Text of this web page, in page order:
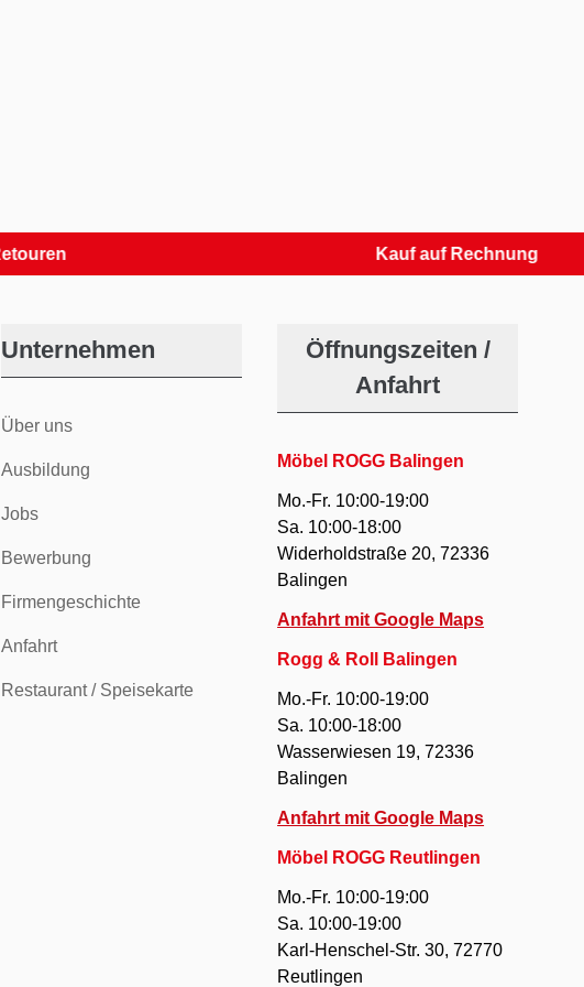
Kauf auf Rechnung
Unternehmen
Über uns
Ausbildung
Jobs
Bewerbung
Firmengeschichte
Anfahrt
Restaurant / Speisekarte
Öffnungszeiten /
Anfahrt
Möbel ROGG Balingen
Mo.-Fr. 10:00-19:00
Sa. 10:00-18:00
Widerholdstraße 20, 72336
Balingen
Anfahrt mit Google Maps
Rogg & Roll Balingen
Mo.-Fr. 10:00-19:00
Sa. 10:00-18:00
Wasserwiesen 19, 72336
Balingen
Anfahrt mit Google Maps
Möbel ROGG Reutlingen
Mo.-Fr. 10:00-19:00
Sa. 10:00-19:00
Karl-Henschel-Str. 30, 72770
Reutlingen